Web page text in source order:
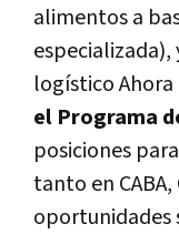
alimentos a
logístico Ahora
el Programa
posiciones
tanto en CABA,
oportunidades